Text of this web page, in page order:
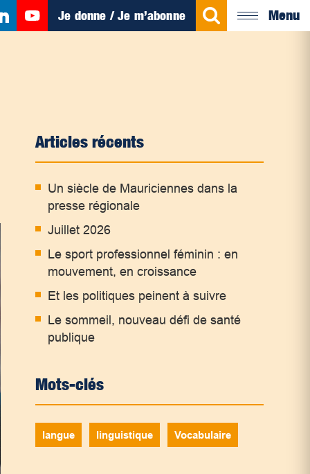
Je donne / Je m’abonne Menu
Articles récents
Un siècle de Mauriciennes dans la
presse régionale
Juillet 2026
Le sport professionnel féminin : en
mouvement, en croissance
Et les politiques peinent à suivre
Le sommeil, nouveau défi de santé
publique
Mots-clés
langue linguistique Vocabulaire